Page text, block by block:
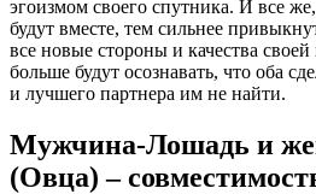
эгоизмом своего спутника. И все
будут вместе, тем сильнее
все новые стороны и качества
больше будут осознавать, что оба
и лучшего партнера им не найти.
Мужчина-Лошадь и
(Овца) –